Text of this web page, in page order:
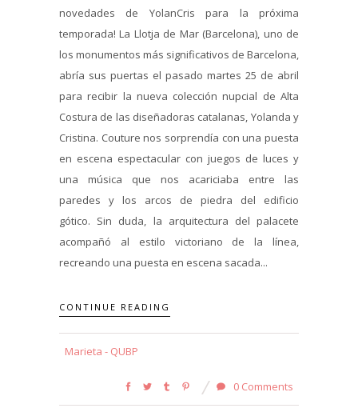
novedades de YolanCris para la próxima
temporada! La Llotja de Mar (Barcelona), uno de
los monumentos más significativos de Barcelona,
abría sus puertas el pasado martes 25 de abril
para recibir la nueva colección nupcial de Alta
Costura de las diseñadoras catalanas, Yolanda y
Cristina. Couture nos sorprendía con una puesta
en escena espectacular con juegos de luces y
una música que nos acariciaba entre las
paredes y los arcos de piedra del edificio
gótico. Sin duda, la arquitectura del palacete
acompañó al estilo victoriano de la línea,
recreando una puesta en escena sacada...
CONTINUE READING
Marieta - QUBP
0 Comments